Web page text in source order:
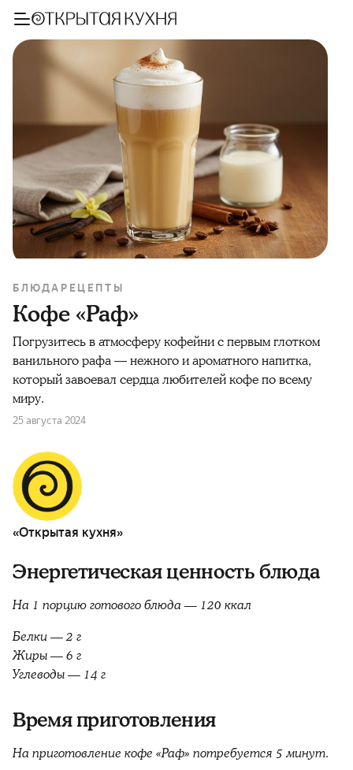
БЛЮДА РЕЦЕПТЫ
Кофе «Раф»
Погрузитесь в атмосферу кофейни с первым глотком
ванильного рафа — нежного и ароматного напитка,
который завоевал сердца любителей кофе по всему
миру.
25 августа 2024
«Открытая кухня»
Энергетическая ценность блюда
На 1 порцию готового блюда — 120 ккал
Белки — 2 г
Жиры — 6 г
Углеводы — 14 г
Время приготовления
На приготовление кофе «Раф» потребуется 5 минут.